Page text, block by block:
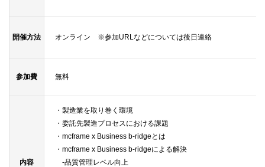
開催方法 オンライン ※参加URLなどについては後日連絡
参加費 無料
内容
・製造業を取り巻く環境
・委託先製造プロセスにおける課題
・mcframe x Business b-ridgeとは
・mcframe x Business b-ridgeによる解決
-品質管理レベル向上